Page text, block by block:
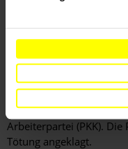
2019 einen Bericht
rekonstruierte, unter
Elçi im Jahr 2015 in
begann im Oktober der
mutmaßliches Mitglied
Arbeiterpartei (PKK).
Tötung angeklagt.